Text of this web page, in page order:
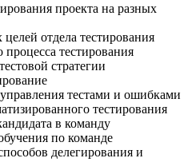
проекта на разных
отдела тестирования
тестирования
стратегии
тестами и ошибками
тестирования
в команду
по команде
делегирования и